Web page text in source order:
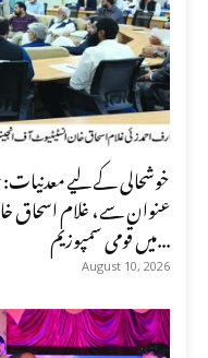
خوشحالی کے لیے معدنیات:
عنوان سے، غلام اسحاق
میں قومی سمپوزیم...
August 10, 2026